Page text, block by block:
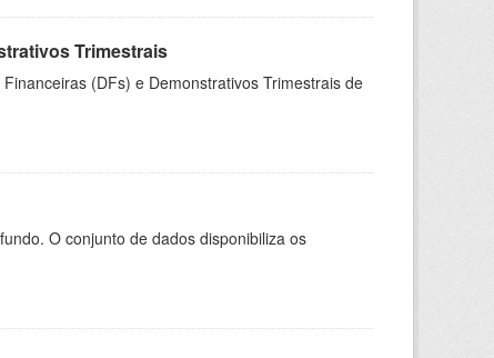
Trimestrais
(DFs) e Demonstrativos Trimestrais de
O conjunto de dados disponibiliza os